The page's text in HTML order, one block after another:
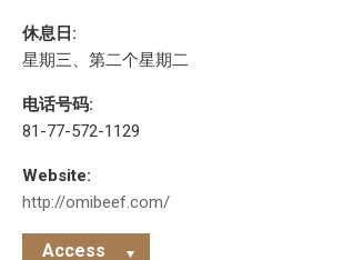
休息日:
星期三、第二个星期二
电话号码:
81-77-572-1129
Website:
http://omibeef.com/
Access